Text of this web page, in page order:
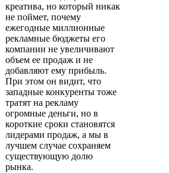
креатива, но который никак
не поймет, почему
ежегодные миллионные
рекламные бюджеты его
компании не увеличивают
объем ее продаж и не
добавляют ему прибыль.
При этом он видит, что
западные конкуренты тоже
тратят на рекламу
огромные деньги, но в
короткие сроки становятся
лидерами продаж, а мы в
лучшем случае сохраняем
существующую долю
рынка.